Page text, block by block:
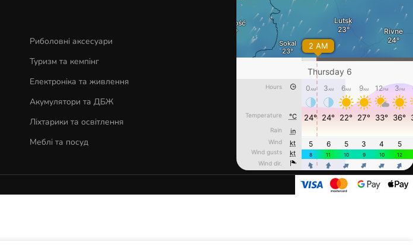
Риболовні аксесуари
Туризм та кемпінг
Електроніка та живлення
Акумулятори та ДБЖ
Ліхтарики та освітлення
Меблі та посуд